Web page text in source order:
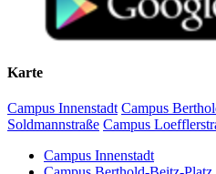
Karte
Campus Innenstadt Campus
Soldmannstraße Campus
Campus Innenstadt